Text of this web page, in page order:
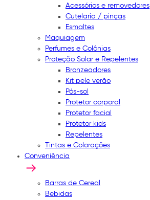
Acessórios e removedores
Cutelaria / pinças
Esmaltes
Maquiagem
Perfumes e Colônias
Proteção Solar e Repelentes
Bronzeadores
Kit pele verão
Pós-sol
Protetor corporal
Protetor facial
Protetor kids
Repelentes
Tintas e Colorações
Conveniência
Barras de Cereal
Bebidas